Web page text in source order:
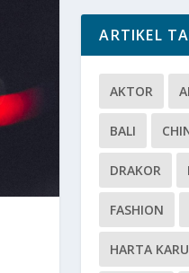
ARTIKEL
AKTOR
BALI
DRAKOR
FASHION
HARTA